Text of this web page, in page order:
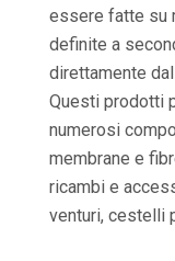
essere fatte su
definite a
direttamente
Questi prodotti
numerosi
membrane e
ricambi e
venturi, cestelli